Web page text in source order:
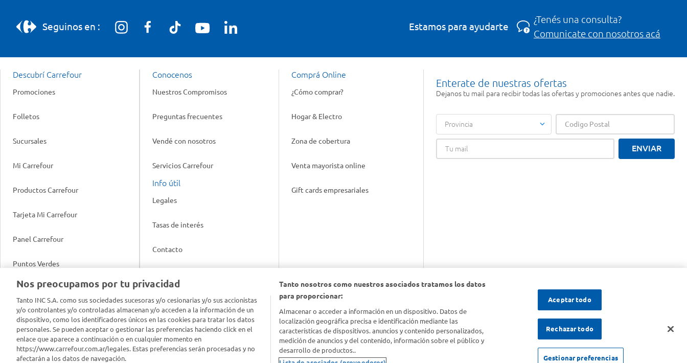
Seguinos en : Estamos para ayudarte
¿Tenés una consulta?
Comunicate con nosotros acá
Descubrí Carrefour
Promociones
Folletos
Sucursales
Mi Carrefour
Productos Carrefour
Tarjeta Mi Carrefour
Panel Carrefour
Puntos Verdes
App Carrefour
Comprometidos Carrefour
Conocenos
Nuestros Compromisos
Preguntas frecuentes
Vendé con nosotros
Servicios Carrefour
Info útil
Legales
Tasas de interés
Contacto
Política de Bienestar Animal
Reporte de Sustentabilidad
Comprá Online
¿Cómo comprar?
Hogar & Electro
Zona de cobertura
Venta mayorista online
Gift cards empresariales
Enterate de nuestras ofertas
Dejanos tu mail para recibir todas las ofertas y promociones antes que nadie.
Provincia
ENVIAR
SOLICITUD DE ARREPENTIMIENTO
Nos preocupamos por tu privacidad
Tanto INC S.A. como sus sociedades sucesoras y/o cesionarias y/o sus accionistas
y/o controlantes y/o controladas almacenan y/o acceden a la información de un
dispositivo, como los identificadores únicos en las cookies para tratar los datos
personales. Se pueden aceptar o gestionar las preferencias haciendo click en el
enlace que aparece a continuación o en cualquier momento en
https://www.carrefour.com.ar/legales. Estas preferencias serán procesadas y no
afectarán a los datos de navegación.
Tanto nosotros como nuestros asociados tratamos los datos
para proporcionar:
Almacenar o acceder a información en un dispositivo. Datos de
localización geográfica precisa e identificación mediante las
características de dispositivos. anuncios y contenido personalizados,
medición de anuncios y del contenido, información sobre el público y
desarrollo de productos..
Aceptar todo
Rechazar todo
Gestionar preferencias